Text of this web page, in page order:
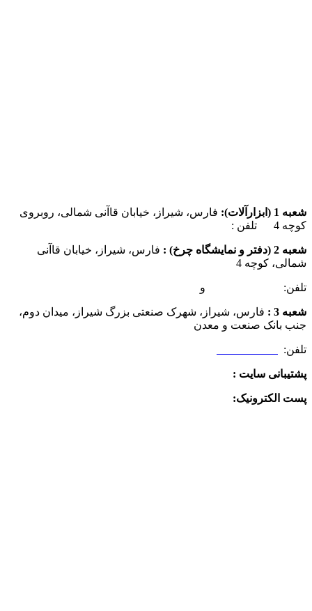
شعبه 1 (ابزارآلات):
فارس، شیراز، خیابان قاآنی شمالی، روبروی
کوچه 4 تلفن :
شعبه 2 (دفتر و نمایشگاه چرخ) :
فارس، شیراز، خیابان قاآنی
شمالی، کوچه 4
تلفن: و
شعبه 3 :
فارس، شیراز، شهرک صنعتی بزرگ شیراز، میدان دوم،
جنب بانک صنعت و معدن
تلفن:
پشتیبانی سایت :
پست الکترونیک: